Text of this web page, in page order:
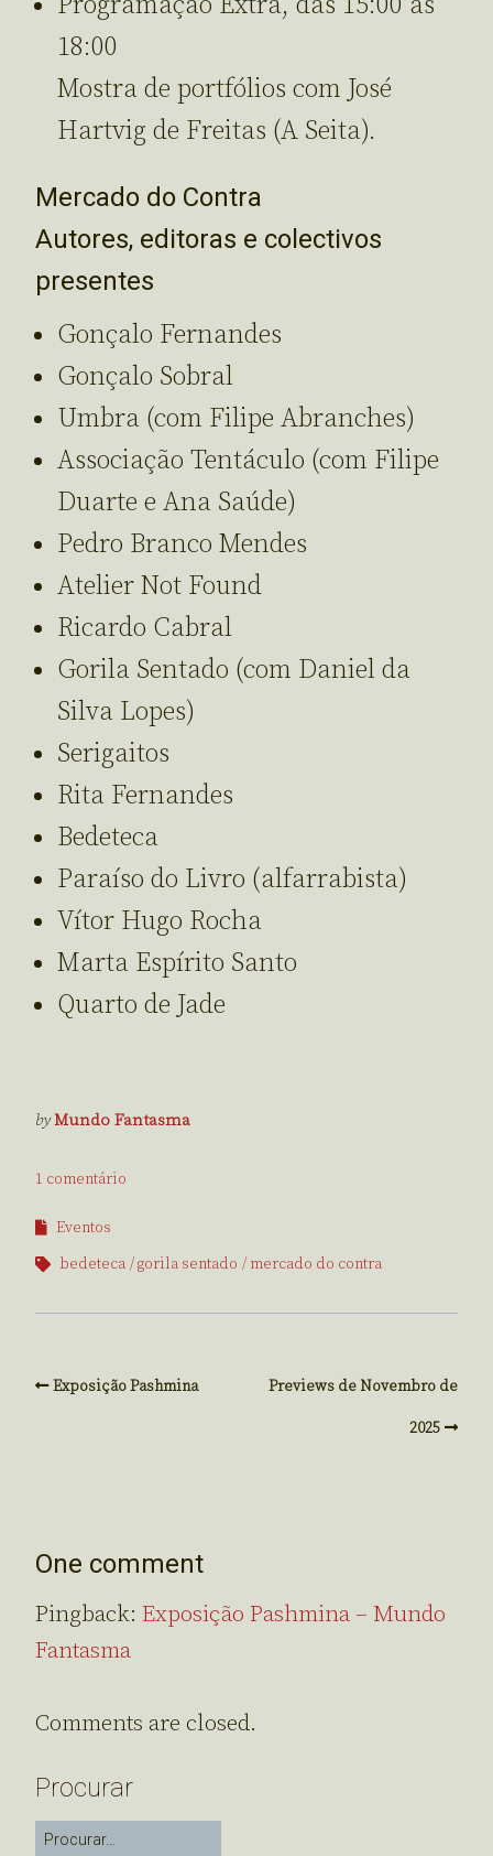
18:00
Mostra de portfólios com José
Hartvig de Freitas (A Seita).
Mercado do Contra
Autores, editoras e colectivos
presentes
Gonçalo Fernandes
Gonçalo Sobral
Umbra (com Filipe Abranches)
Associação Tentáculo (com Filipe
Duarte e Ana Saúde)
Pedro Branco Mendes
Atelier Not Found
Ricardo Cabral
Gorila Sentado (com Daniel da
Silva Lopes)
Serigaitos
Rita Fernandes
Bedeteca
Paraíso do Livro (alfarrabista)
Vítor Hugo Rocha
Marta Espírito Santo
Quarto de Jade
byMundo Fantasma
1 comentário
Eventos
bedeteca
gorila sentado mercado do contra
Exposição Pashmina Previews de Novembro de
2025
One comment
Pingback: Exposição Pashmina – Mundo
Fantasma
Comments are closed.
Procurar